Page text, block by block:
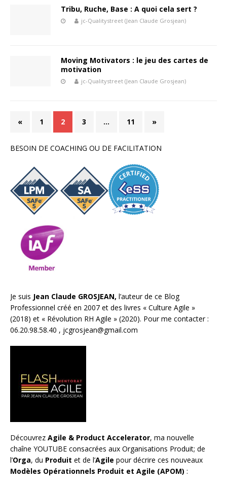
Tribu, Ruche, Base : A quoi cela sert ?
jc-Qualitystreet (Jean Claude Grosjean)
Moving Motivators : le jeu des cartes de
motivation
jc-Qualitystreet (Jean Claude Grosjean)
« 1 2 3 … 11 »
BESOIN DE COACHING OU DE FACILITATION
Je suis Jean Claude GROSJEAN, l’auteur de ce Blog
Professionnel créé en 2007 et des livres « Culture Agile »
(2018) et « Révolution RH Agile » (2020). Pour me contacter :
06.20.98.58.40 , jcgrosjean@gmail.com
Découvrez Agile & Product Accelerator, ma nouvelle
chaîne YOUTUBE consacrées aux Organisations Produit; de
l’Orga, du Produit et de l’Agile pour décrire ces nouveaux
Modèles Opérationnels Produit et Agile (APOM) :